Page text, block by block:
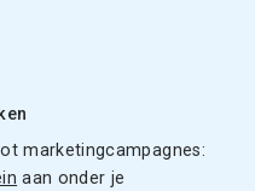
marketingcampagnes:
aan onder je